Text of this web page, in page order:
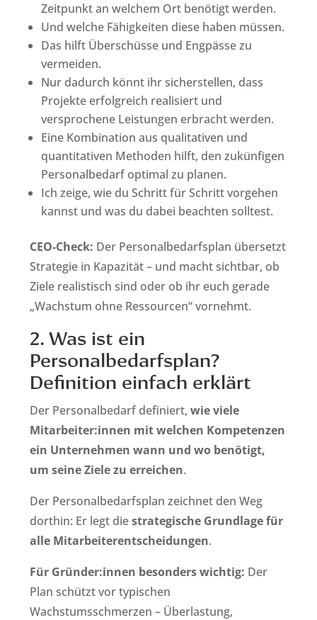
Zeitpunkt an welchem Ort benötigt werden.
Und welche Fähigkeiten diese haben müssen.
Das hilft Überschüsse und Engpässe zu
vermeiden.
Nur dadurch könnt ihr sicherstellen, dass
Projekte erfolgreich realisiert und
versprochene Leistungen erbracht werden.
Eine Kombination aus qualitativen und
quantitativen Methoden hilft, den zukünfigen
Personalbedarf optimal zu planen.
Ich zeige, wie du Schritt für Schritt vorgehen
kannst und was du dabei beachten solltest.
CEO-Check: Der Personalbedarfsplan übersetzt
Strategie in Kapazität – und macht sichtbar, ob
Ziele realistisch sind oder ob ihr euch gerade
„Wachstum ohne Ressourcen“ vornehmt.
2. Was ist ein
Personalbedarfsplan?
Definition einfach erklärt
Der Personalbedarf definiert,wie viele
Mitarbeiter:innen mit welchen Kompetenzen
ein Unternehmen wann und wo benötigt,
um seine Ziele zu erreichen.
Der Personalbedarfsplan zeichnet den Weg
dorthin: Er legt diestrategische Grundlage für
alle Mitarbeiterentscheidungen.
Für Gründer:innen besonders wichtig: Der
Plan schützt vor typischen
Wachstumsschmerzen – Überlastung,